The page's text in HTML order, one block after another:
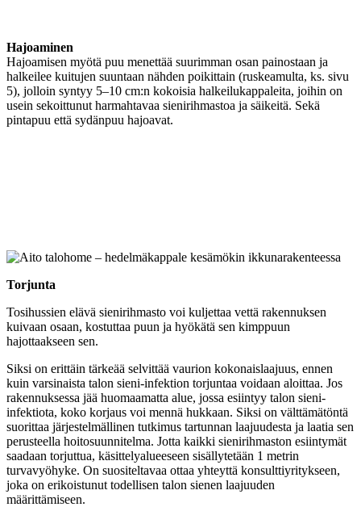
Hajoaminen
Hajoamisen myötä puu menettää suurimman osan painostaan ja
halkeilee kuitujen suuntaan nähden poikittain (ruskeamulta, ks. sivu
5), jolloin syntyy 5–10 cm:n kokoisia halkeilukappaleita, joihin on
usein sekoittunut harmahtavaa sienirihmastoa ja säikeitä. Sekä
pintapuu että sydänpuu hajoavat.
Torjunta
Tosihussien elävä sienirihmasto voi kuljettaa vettä rakennuksen
kuivaan osaan, kostuttaa puun ja hyökätä sen kimppuun
hajottaakseen sen.
Siksi on erittäin tärkeää selvittää vaurion kokonaislaajuus, ennen
kuin varsinaista talon sieni-infektion torjuntaa voidaan aloittaa. Jos
rakennuksessa jää huomaamatta alue, jossa esiintyy talon sieni-
infektiota, koko korjaus voi mennä hukkaan. Siksi on välttämätöntä
suorittaa järjestelmällinen tutkimus tartunnan laajuudesta ja laatia sen
perusteella hoitosuunnitelma. Jotta kaikki sienirihmaston esiintymät
saadaan torjuttua, käsittelyalueeseen sisällytetään 1 metrin
turvavyöhyke. On suositeltavaa ottaa yhteyttä konsulttiyritykseen,
joka on erikoistunut todellisen talon sienen laajuuden
määrittämiseen.